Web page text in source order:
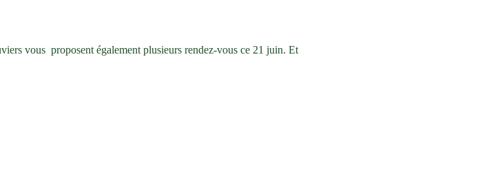
vous  proposent également plusieurs rendez-vous ce 21 juin. Et